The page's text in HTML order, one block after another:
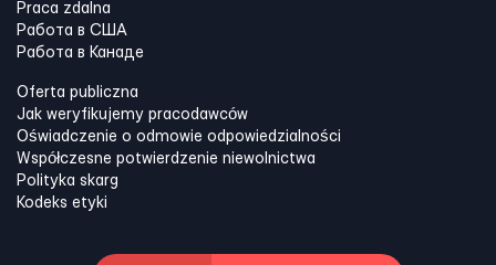
Praca zdalna
Работа в США
Работа в Канадe
Oferta publiczna
Jak weryfikujemy pracodawców
Oświadczenie o odmowie odpowiedzialności
Współczesne potwierdzenie niewolnictwa
Polityka skarg
Kodeks etyki